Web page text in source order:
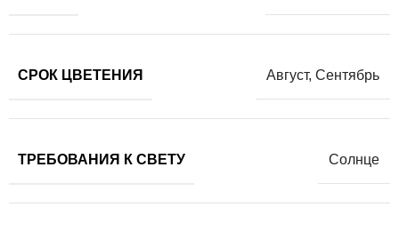
СРОК ЦВЕТЕНИЯ Август, Сентябрь
ТРЕБОВАНИЯ К СВЕТУ Солнце